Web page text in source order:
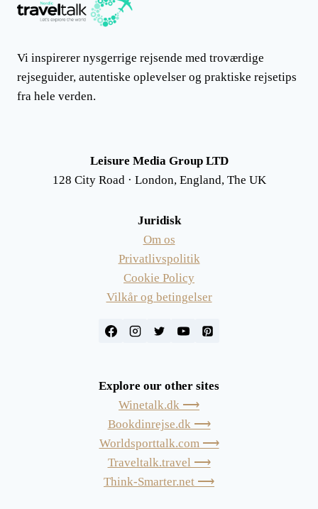
Vi inspirerer nysgerrige rejsende med troværdige
rejseguider, autentiske oplevelser og praktiske rejsetips
fra hele verden.
Leisure Media Group LTD
128 City Road · London, England, The UK
Juridisk
Om os
Privatlivspolitik
Cookie Policy
Vilkår og betingelser
Explore our other sites
Winetalk.dk ⟶
Bookdinrejse.dk ⟶
Worldsporttalk.com ⟶
Traveltalk.travel ⟶
Think-Smarter.net ⟶